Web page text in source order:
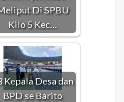
Di SPBU
Kilo 5 Kec…
Kepala Desa dan
BPD se Barito